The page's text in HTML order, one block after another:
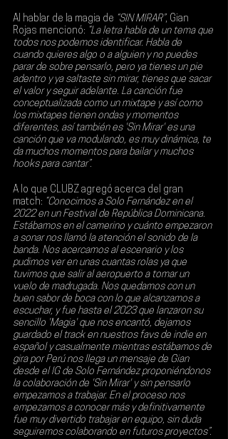
Al hablar de la magia de “SIN MIRAR”, Gian
Rojas mencionó: “La letra habla de un tema que
todos nos podemos identificar. Habla de
cuando quieres algo o a alguien y no puedes
parar de sobre pensarlo, pero ya tienes un pie
adentro y ya saltaste sin mirar, tienes que sacar
el valor y seguir adelante. La canción fue
conceptualizada como un mixtape y así como
los mixtapes tienen ondas y momentos
diferentes, así también es 'Sin Mirar' es una
canción que va modulando, es muy dinámica, te
da muchos momentos para bailar y muchos
hooks para cantar”.
A lo que CLUBZ agregó acerca del gran
match: “Conocimos a Solo Fernández en el
2022 en un Festival de República Dominicana.
Estábamos en el camerino y cuánto empezaron
a sonar nos llamó la atención el sonido de la
banda. Nos acercamos al escenario y los
pudimos ver en unas cuantas rolas ya que
tuvimos que salir al aeropuerto a tomar un
vuelo de madrugada. Nos quedamos con un
buen sabor de boca con lo que alcanzamos a
escuchar, y fue hasta el 2023 que lanzaron su
sencillo 'Magia' que nos encantó, dejamos
guardado el track en nuestros favs de indie en
español y casualmente mientras estábamos de
gira por Perú nos llega un mensaje de Gian
desde el IG de Solo Fernández proponiéndonos
la colaboración de 'Sin Mirar' y sin pensarlo
empezamos a trabajar. En el proceso nos
empezamos a conocer más y definitivamente
fue muy divertido trabajar en equipo, sin duda
seguiremos colaborando en futuros proyectos”.